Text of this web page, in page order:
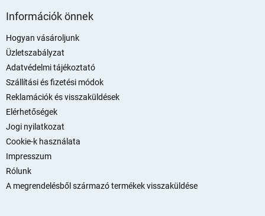
Információk önnek
Hogyan vásároljunk
Üzletszabályzat
Adatvédelmi tájékoztató
Szállítási és fizetési módok
Reklamációk és visszaküldések
Elérhetőségek
Jogi nyilatkozat
Cookie-k használata
Impresszum
Rólunk
A megrendelésből származó termékek visszaküldése